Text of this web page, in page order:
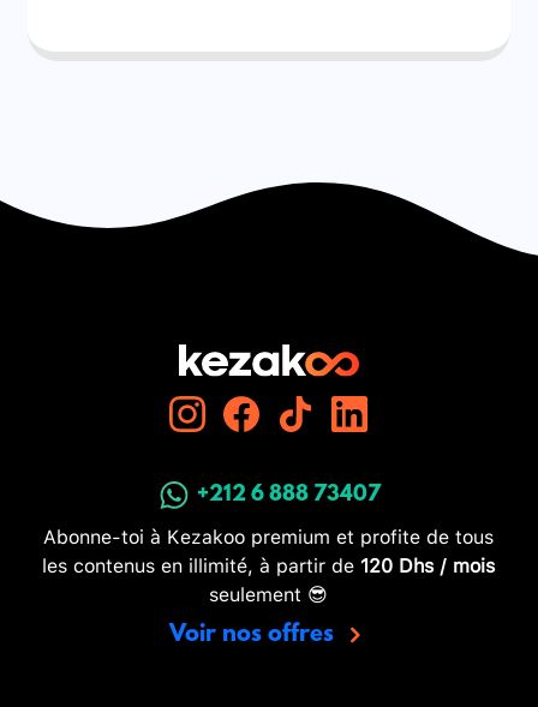
+212 6 888 73407
Abonne-toi à Kezakoo premium et profite de tous
les contenus en illimité, à partir de 120 Dhs / mois
seulement 😎
Voir nos offres